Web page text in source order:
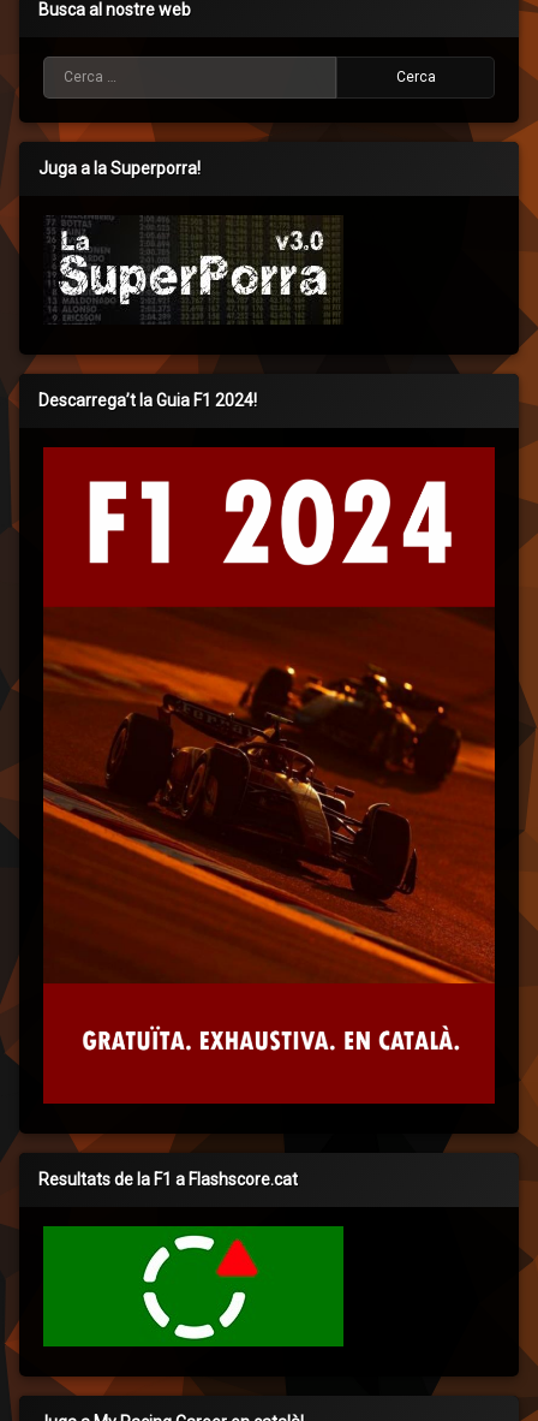
Busca al nostre web
Juga a la Superporra!
Descarrega’t la Guia F1 2024!
Resultats de la F1 a Flashscore.cat